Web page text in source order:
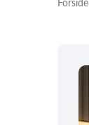
Forside